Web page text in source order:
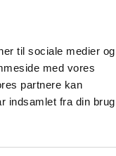
til sociale medier og
med vores
partnere kan
indsamlet fra din brug